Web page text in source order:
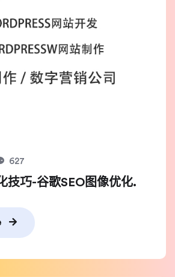
627
技巧-谷歌SEO图像优化.